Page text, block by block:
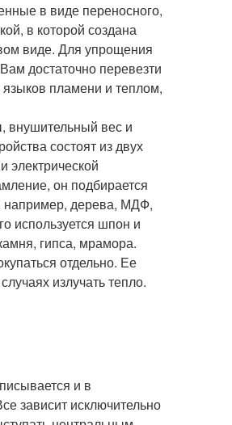
в виде переносного,
в которой создана
виде. Для упрощения
достаточно перевезти
языков пламени и теплом,
внушительный вес и
состоят из двух
электрической
он подбирается
например, дерева, МДФ,
используется шпон и
гипса, мрамора.
отдельно. Ее
излучать тепло.
и в
зависит исключительно